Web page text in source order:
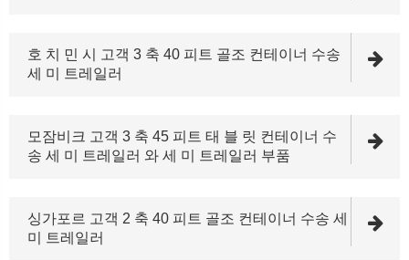
호 치 민 시 고객 3 축 40 피트 골조 컨테이너 수송
세 미 트레일러
모잠비크 고객 3 축 45 피트 태 블 릿 컨테이너 수
송 세 미 트레일러 와 세 미 트레일러 부품
싱가포르 고객 2 축 40 피트 골조 컨테이너 수송 세
미 트레일러